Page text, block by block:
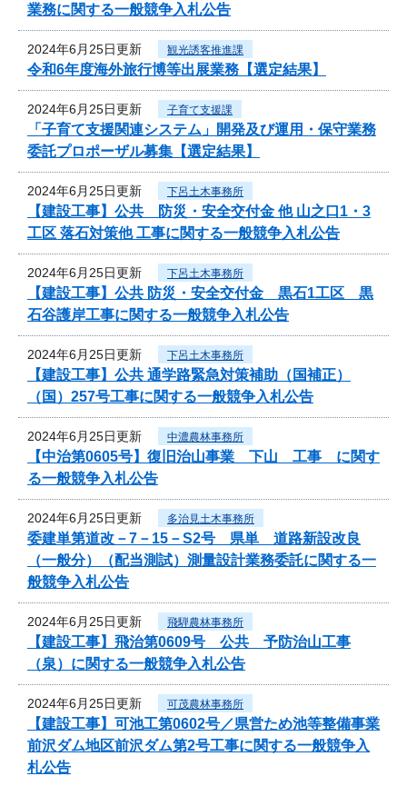
業務に関する一般競争入札公告
2024年6月25日更新 観光誘客推進課
令和6年度海外旅行博等出展業務【選定結果】
2024年6月25日更新 子育て支援課
「子育て支援関連システム」開発及び運用・保守業務
委託プロポーザル募集【選定結果】
2024年6月25日更新 下呂土木事務所
【建設工事】公共 防災・安全交付金 他 山之口1・3
工区 落石対策他 工事に関する一般競争入札公告
2024年6月25日更新 下呂土木事務所
【建設工事】公共 防災・安全交付金 黒石1工区 黒
石谷護岸工事に関する一般競争入札公告
2024年6月25日更新 下呂土木事務所
【建設工事】公共 通学路緊急対策補助（国補正）
（国）257号工事に関する一般競争入札公告
2024年6月25日更新 中濃農林事務所
【中治第0605号】復旧治山事業 下山 工事 に関す
る一般競争入札公告
2024年6月25日更新 多治見土木事務所
委建単第道改－7－15－S2号 県単 道路新設改良
（一般分）（配当測試）測量設計業務委託に関する一
般競争入札公告
2024年6月25日更新 飛騨農林事務所
【建設工事】飛治第0609号 公共 予防治山工事
（泉）に関する一般競争入札公告
2024年6月25日更新 可茂農林事務所
【建設工事】可池工第0602号／県営ため池等整備事業
前沢ダム地区前沢ダム第2号工事に関する一般競争入
札公告